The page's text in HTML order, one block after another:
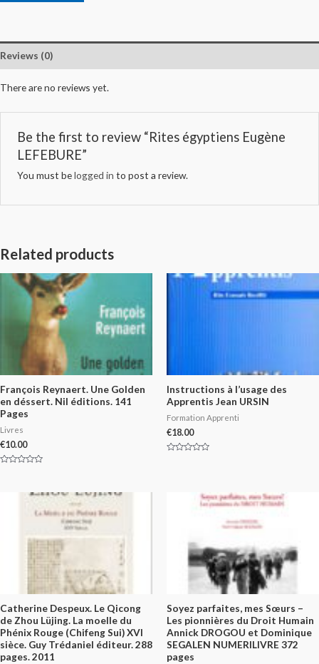
Reviews (0)
There are no reviews yet.
Be the first to review “Rites égyptiens Eugène
LEFEBURE”
You must belogged in to post a review.
Related products
François Reynaert. Une Golden
en déssert. Nil éditions. 141
Pages
Livres
€10.00
Instructions à l’usage des
Apprentis Jean URSIN
Formation Apprenti
€18.00
Catherine Despeux. Le Qicong
de Zhou Lüjing. La moelle du
Phénix Rouge (Chifeng Sui) XVI
sièce. Guy Trédaniel éditeur. 288
pages. 2011
Soyez parfaites, mes Sœurs –
Les pionnières du Droit Humain
Annick DROGOU et Dominique
SEGALEN NUMERILIVRE 372
pages